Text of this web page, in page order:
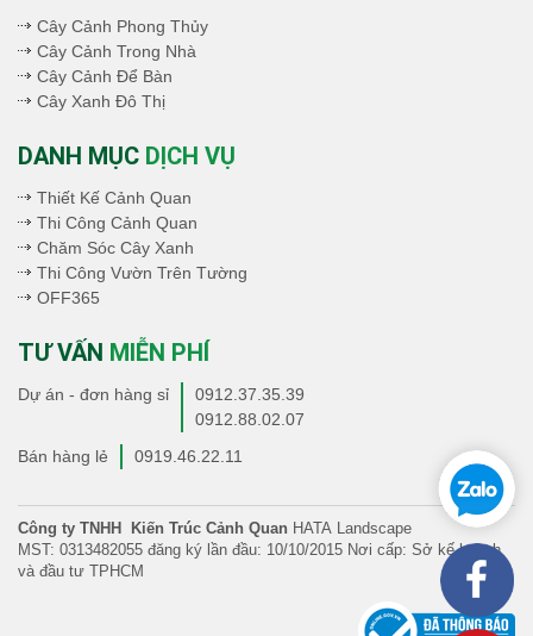
Cây Cảnh Phong Thủy
Cây Cảnh Trong Nhà
Cây Cảnh Để Bàn
Cây Xanh Đô Thị
DANH MỤC DỊCH VỤ
Thiết Kế Cảnh Quan
Thi Công Cảnh Quan
Chăm Sóc Cây Xanh
Thi Công Vườn Trên Tường
OFF365
TƯ VẤN MIỄN PHÍ
Dự án - đơn hàng sỉ
0912.37.35.39
0912.88.02.07
Bán hàng lẻ
0919.46.22.11
Công ty TNHH Kiến Trúc Cảnh Quan HATA Landscape
MST: 0313482055 đăng ký lần đầu: 10/10/2015 Nơi cấp: Sở kế hoạch
và đầu tư TPHCM